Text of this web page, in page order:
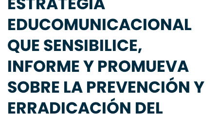
EDUCOMUNICACIONAL
QUE SENSIBILICE,
INFORME Y PROMUEVA
SOBRE LA PREVENCIÓN Y
ERRADICACIÓN DEL